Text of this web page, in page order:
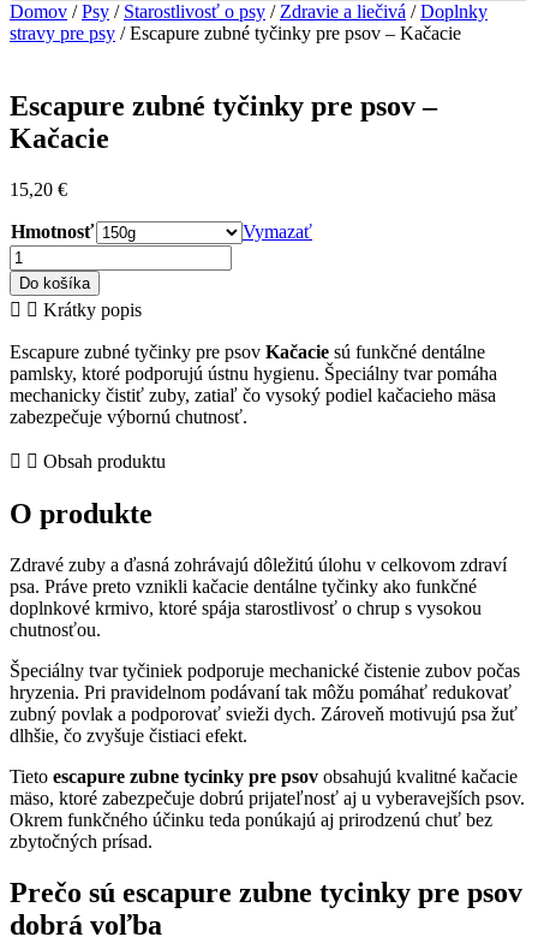
Domov /Psy / Starostlivosť o psy / Zdravie a liečivá /Doplnky
stravy pre psy / Escapure zubné tyčinky pre psov – Kačacie
Escapure zubné tyčinky pre psov –
Kačacie
15,20 €
Hmotnosť
Vymazať
množstvo
Escapure
zubné
tyčinky
pre
psov
–
Kačacie
Do košíka
Krátky popis
Escapure zubné tyčinky pre psov Kačacie sú funkčné dentálne
pamlsky, ktoré podporujú ústnu hygienu. Špeciálny tvar pomáha
mechanicky čistiť zuby, zatiaľ čo vysoký podiel kačacieho mäsa
zabezpečuje výbornú chutnosť.
Obsah produktu
O produkte
Zdravé zuby a ďasná zohrávajú dôležitú úlohu v celkovom zdraví
psa. Práve preto vznikli kačacie dentálne tyčinky ako funkčné
doplnkové krmivo, ktoré spája starostlivosť o chrup s vysokou
chutnosťou.
Špeciálny tvar tyčiniek podporuje mechanické čistenie zubov počas
hryzenia. Pri pravidelnom podávaní tak môžu pomáhať redukovať
zubný povlak a podporovať svieži dych. Zároveň motivujú psa žuť
dlhšie, čo zvyšuje čistiaci efekt.
Tieto escapure zubne tycinky pre psov obsahujú kvalitné kačacie
mäso, ktoré zabezpečuje dobrú prijateľnosť aj u vyberavejších psov.
Okrem funkčného účinku teda ponúkajú aj prirodzenú chuť bez
zbytočných prísad.
Prečo sú escapure zubne tycinky pre psov
dobrá voľba